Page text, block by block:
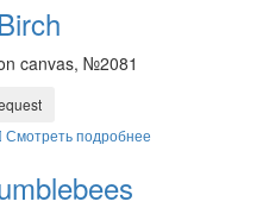
canvas, №2081
Смотреть подробнее